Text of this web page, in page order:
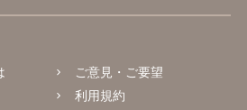
ご意見・ご要望
利用規約